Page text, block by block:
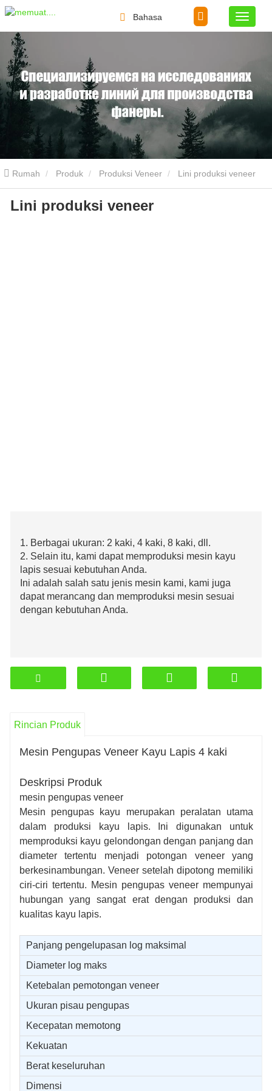
Bahasa
Rumah Produk Produksi Veneer Lini produksi veneer
Lini produksi veneer
1. Berbagai ukuran: 2 kaki, 4 kaki, 8 kaki, dll.
2. Selain itu, kami dapat memproduksi mesin kayu
lapis sesuai kebutuhan Anda.
Ini adalah salah satu jenis mesin kami, kami juga
dapat merancang dan memproduksi mesin sesuai
dengan kebutuhan Anda.
Rincian Produk
Mesin Pengupas Veneer Kayu Lapis 4 kaki
Deskripsi Produk
mesin pengupas veneer
Mesin pengupas kayu merupakan peralatan utama
dalam produksi kayu lapis. Ini digunakan untuk
memproduksi kayu gelondongan dengan panjang dan
diameter tertentu menjadi potongan veneer yang
berkesinambungan. Veneer setelah dipotong memiliki
ciri-ciri tertentu. Mesin pengupas veneer mempunyai
hubungan yang sangat erat dengan produksi dan
kualitas kayu lapis.
Panjang pengelupasan log maksimal
Diameter log maks
Ketebalan pemotongan veneer
Ukuran pisau pengupas
Kecepatan memotong
Kekuatan
Berat keseluruhan
Dimensi